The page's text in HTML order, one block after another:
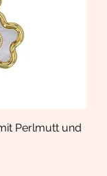
Perlmutt und